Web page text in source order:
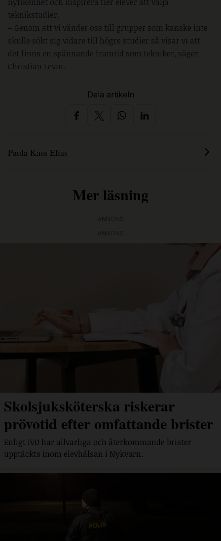
nyfikenhet och inspirera fler elever att välja
teknikstudier.
– Genom att vi vänder oss till grupper som kanske inte
skulle sökt sig vidare till högre studier så visar vi att
det finns en spännande framtid som tekniker, säger
Christian Levin.
Dela artikeln
Paula Kass Elias
Mer läsning
Skolsjuksköterska riskerar
prövotid efter omfattande brister
Enligt IVO har allvarliga och återkommande brister
upptäckts inom elevhälsan i Nykvarn.